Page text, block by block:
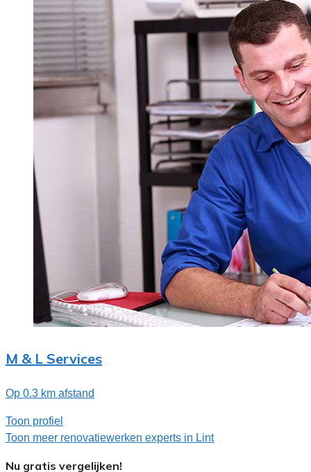
M & L Services
Op 0.3 km afstand
Toon profiel
Toon meer renovatiewerken experts in Lint
Nu gratis vergelijken!